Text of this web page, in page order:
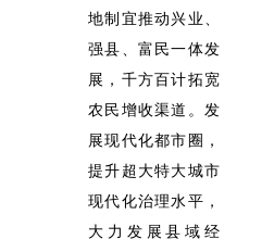
地制宜推动兴业、
强县、富民一体发
展，千方百计拓宽
农民增收渠道。发
展现代化都市圈，
提升超大特大城市
现代化治理水平，
大力发展县域经